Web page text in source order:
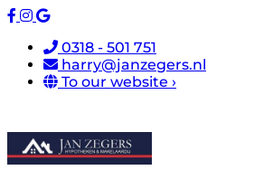
0318 - 501 751
harry@janzegers.nl
To our website ›